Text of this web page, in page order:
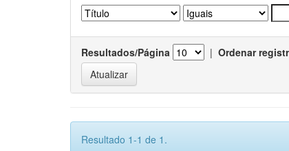
Resultados/Página | Ordenar
Resultado 1-1 de 1.